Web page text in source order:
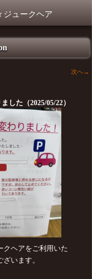
ジュークヘア
ジュークヘア
次へ→
した（2025/05/22）
クヘアをご利用いた
います。